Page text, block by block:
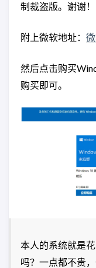
制裁盗版。谢谢！
附上微软地址：
然后点击购买
购买即可。
本人的系统就是
吗？一点都不贵